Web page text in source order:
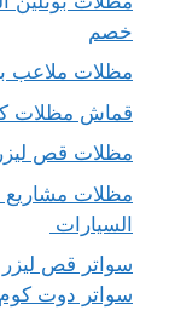
خصم
مظلات ملاعب
قماش مظلات كوري أصلي
مظلات قص
مظلات مشاريع
السيارات
سواتر قص
سواتر دوت كوم